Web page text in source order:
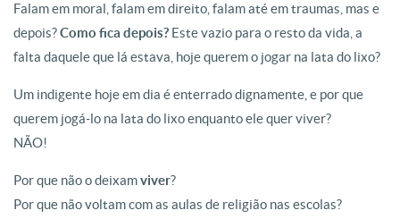
Falam em moral, falam em direito, falam até em traumas, mas e
depois?Como fica depois? Este vazio para o resto da vida, a
falta daquele que lá estava, hoje querem o jogar na lata do lixo?
Um indigente hoje em dia é enterrado dignamente, e por que
querem jogá-lo na lata do lixo enquanto ele quer viver?
NÃO!
Por que não o deixamviver?
Por que não voltam com as aulas de religião nas escolas?